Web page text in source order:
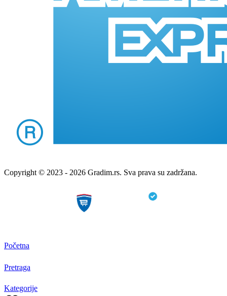
Copyright © 2023 - 2026 Gradim.rs. Sva prava su zadržana.
Početna
Pretraga
Kategorije